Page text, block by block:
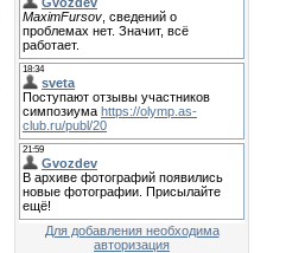
Для добавления необходима
авторизация